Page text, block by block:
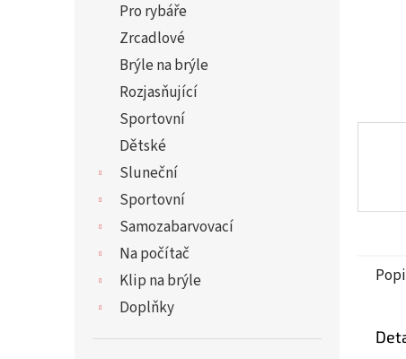
Pro rybáře
Zrcadlové
Brýle na brýle
Rozjasňující
Sportovní
Dětské
Sluneční
Sportovní
Samozabarvovací
Na počítač
Klip na brýle
Doplňky